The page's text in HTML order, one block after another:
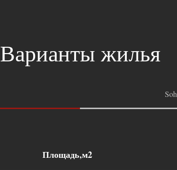
Варианты жилья
Площадь,м2